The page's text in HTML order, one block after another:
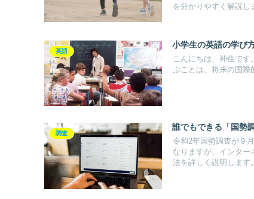
を分かりやすく解説し
英語
小学生の英語の学び
こんにちは、神住で
ぶことは、将来の国際
調査
誰でもできる「国勢
令和2年国勢調査が９
なりますが、インター
法を詳しく説明します。